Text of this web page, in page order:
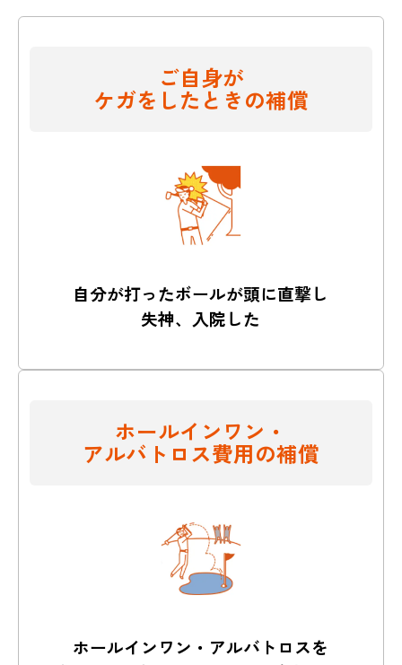
ご自身が
ケガをしたときの補償
自分が打ったボールが頭に直撃し
失神、入院した
ホールインワン・
アルバトロス費用の補償
ホールインワン・アルバトロスを